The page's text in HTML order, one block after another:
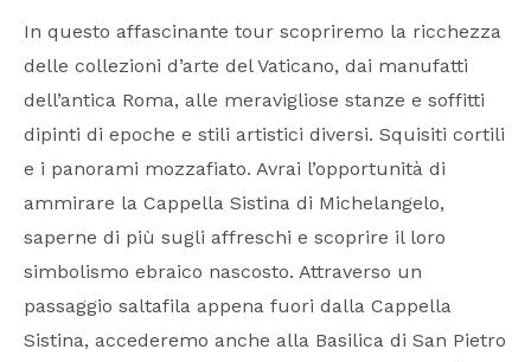
In questo affascinante tour scopriremo la ricchezza
delle collezioni d’arte del Vaticano, dai manufatti
dell’antica Roma, alle meravigliose stanze e soffitti
dipinti di epoche e stili artistici diversi. Squisiti cortili
e i panorami mozzafiato. Avrai l’opportunità di
ammirare la Cappella Sistina di Michelangelo,
saperne di più sugli affreschi e scoprire il loro
simbolismo ebraico nascosto. Attraverso un
passaggio saltafila appena fuori dalla Cappella
Sistina, accederemo anche alla Basilica di San Pietro